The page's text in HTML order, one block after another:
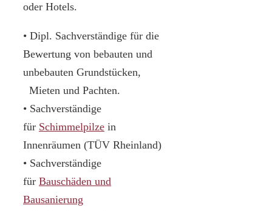
oder Hotels.
• Dipl. Sachverständige für die
Bewertung von bebauten und
unbebauten Grundstücken,
Mieten und Pachten.
• Sachverständige
für Schimmelpilze in
Innenräumen (TÜV Rheinland)
• Sachverständige
für Bauschäden und
Bausanierung